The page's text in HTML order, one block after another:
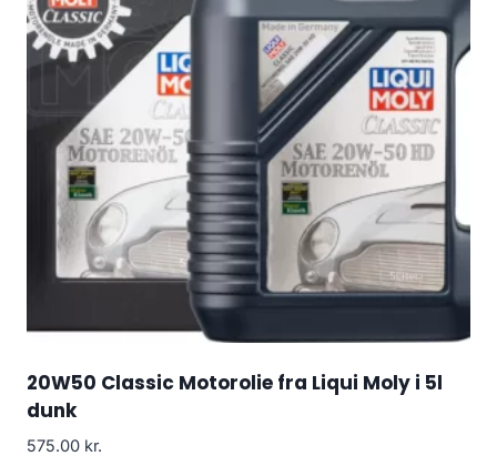
20W50 Classic Motorolie fra Liqui Moly i 5l
dunk
575.00 kr.